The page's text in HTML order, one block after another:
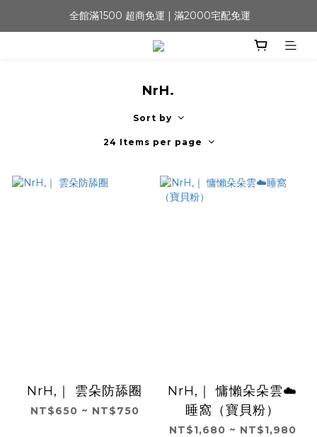
全館滿1500 超商免運 | 滿2000宅配免運
NrH.
Sort by
24 Items per page
NrH,｜ 雲朵防舔圈
NT$650 ~ NT$750
NrH,｜ 慵懶朵朵雲☁️
睡窩（寶貝粉）
NT$1,680 ~ NT$1,980